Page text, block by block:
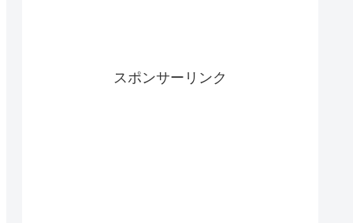
スポンサーリンク